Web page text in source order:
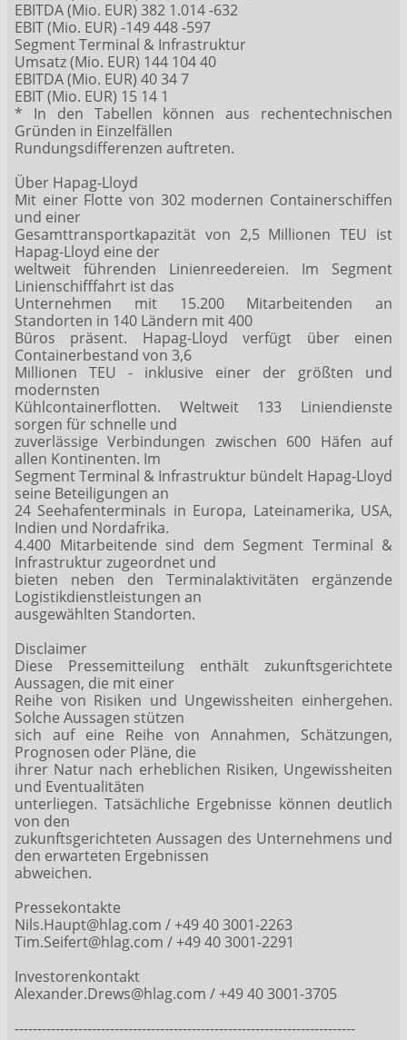
EBITDA (Mio. EUR) 382 1.014 -632
EBIT (Mio. EUR) -149 448 -597
Segment Terminal & Infrastruktur
Umsatz (Mio. EUR) 144 104 40
EBITDA (Mio. EUR) 40 34 7
EBIT (Mio. EUR) 15 14 1
* In den Tabellen können aus rechentechnischen
Gründen in Einzelfällen
Rundungsdifferenzen auftreten.
Über Hapag-Lloyd
Mit einer Flotte von 302 modernen Containerschiffen
und einer
Gesamttransportkapazität von 2,5 Millionen TEU ist
Hapag-Lloyd eine der
weltweit führenden Linienreedereien. Im Segment
Linienschifffahrt ist das
Unternehmen mit 15.200 Mitarbeitenden an
Standorten in 140 Ländern mit 400
Büros präsent. Hapag-Lloyd verfügt über einen
Containerbestand von 3,6
Millionen TEU - inklusive einer der größten und
modernsten
Kühlcontainerflotten. Weltweit 133 Liniendienste
sorgen für schnelle und
zuverlässige Verbindungen zwischen 600 Häfen auf
allen Kontinenten. Im
Segment Terminal & Infrastruktur bündelt Hapag-Lloyd
seine Beteiligungen an
24 Seehafenterminals in Europa, Lateinamerika, USA,
Indien und Nordafrika.
4.400 Mitarbeitende sind dem Segment Terminal &
Infrastruktur zugeordnet und
bieten neben den Terminalaktivitäten ergänzende
Logistikdienstleistungen an
ausgewählten Standorten.
Disclaimer
Diese Pressemitteilung enthält zukunftsgerichtete
Aussagen, die mit einer
Reihe von Risiken und Ungewissheiten einhergehen.
Solche Aussagen stützen
sich auf eine Reihe von Annahmen, Schätzungen,
Prognosen oder Pläne, die
ihrer Natur nach erheblichen Risiken, Ungewissheiten
und Eventualitäten
unterliegen. Tatsächliche Ergebnisse können deutlich
von den
zukunftsgerichteten Aussagen des Unternehmens und
den erwarteten Ergebnissen
abweichen.
Pressekontakte
Nils.Haupt@hlag.com / +49 40 3001-2263
Tim.Seifert@hlag.com / +49 40 3001-2291
Investorenkontakt
Alexander.Drews@hlag.com / +49 40 3001-3705
---------------------------------------------------------------------------